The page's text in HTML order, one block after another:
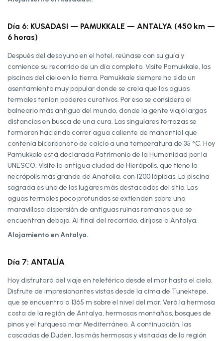
Día 6: KUSADASI — PAMUKKALE — ANTALYA (450 km —
6 horas)
Después del desayuno en el hotel, reúnase con su guía y
comience su recorrido de un día completo. Visite Pamukkale, las
piscinas del cielo en la tierra. Pamukkale siempre ha sido un
asentamiento muy popular donde se creía que las aguas
termales tenían poderes curativos. Por eso se considera el
balneario más antiguo del mundo, donde la gente viajó largas
distancias en busca de una cura. Las singulares terrazas se
formaron haciendo correr agua caliente de manantial que
contenía bicarbonato de calcio a una temperatura de 35 °C. Hoy
Pamukkale está declarada Patrimonio de la Humanidad por la
UNESCO. Visite la antigua ciudad de Hierápolis, que tiene la
necrópolis más grande de Anatolia, con 1200 lápidas. La piscina
sagrada es uno de los lugares más destacados del sitio. Las
aguas termales poco profundas se extienden sobre una
maravillosa dispersión de antiguas ruinas romanas que se
encuentran debajo. Al final del recorrido, diríjase a Antalya.
Alojamiento en Antalya.
Día 7: ANTALÍA
Hoy disfrutará del viaje en teleférico desde el mar hasta el cielo.
Disfrute de impresionantes vistas desde la cima de Tunektepe,
que se encuentra a 1365 m sobre el nivel del mar. Verá la hermosa
costa de la región de Antalya, hermosas montañas, bosques de
pinos y el turquesa mar Mediterráneo. A continuación, las
cascadas de Duden, las más hermosas y visitadas de la región